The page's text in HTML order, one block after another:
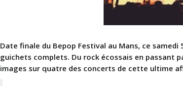
Date finale du Bepop Festival au Mans, ce
guichets complets. Du rock écossais en passant
images sur quatre des concerts de cette ultime